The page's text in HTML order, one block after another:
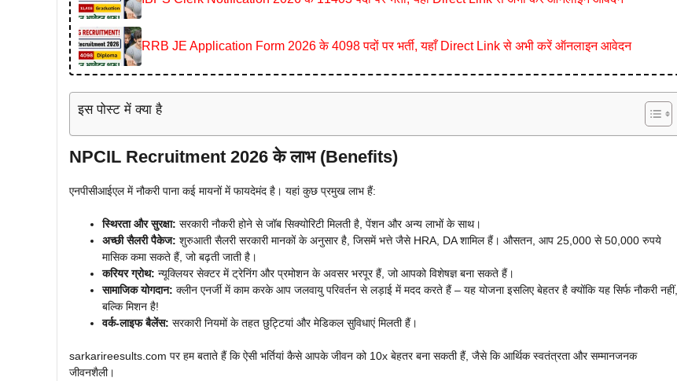
RRB JE Application Form 2026 के 4098 पदों पर भर्ती, यहाँ Direct Link से अभी करें ऑनलाइन आवेदन
इस पोस्ट में क्या है
NPCIL Recruitment 2026 के लाभ (Benefits)
एनपीसीआईएल में नौकरी पाना कई मायनों में फायदेमंद है। यहां कुछ प्रमुख लाभ हैं:
स्थिरता और सुरक्षा: सरकारी नौकरी होने से जॉब सिक्योरिटी मिलती है, पेंशन और अन्य लाभों के साथ।
अच्छी सैलरी पैकेज: शुरुआती सैलरी सरकारी मानकों के अनुसार है, जिसमें भत्ते जैसे HRA, DA शामिल हैं। औसतन, आप 25,000 से 50,000 रुपये
मासिक कमा सकते हैं, जो बढ़ती जाती है।
करियर ग्रोथ: न्यूक्लियर सेक्टर में ट्रेनिंग और प्रमोशन के अवसर भरपूर हैं, जो आपको विशेषज्ञ बना सकते हैं।
सामाजिक योगदान: क्लीन एनर्जी में काम करके आप जलवायु परिवर्तन से लड़ाई में मदद करते हैं – यह योजना इसलिए बेहतर है क्योंकि यह सिर्फ नौकरी नहीं,
बल्कि मिशन है!
वर्क-लाइफ बैलेंस: सरकारी नियमों के तहत छुट्टियां और मेडिकल सुविधाएं मिलती हैं।
sarkarireesults.com पर हम बताते हैं कि ऐसी भर्तियां कैसे आपके जीवन को 10x बेहतर बना सकती हैं, जैसे कि आर्थिक स्वतंत्रता और सम्मानजनक
जीवनशैली।